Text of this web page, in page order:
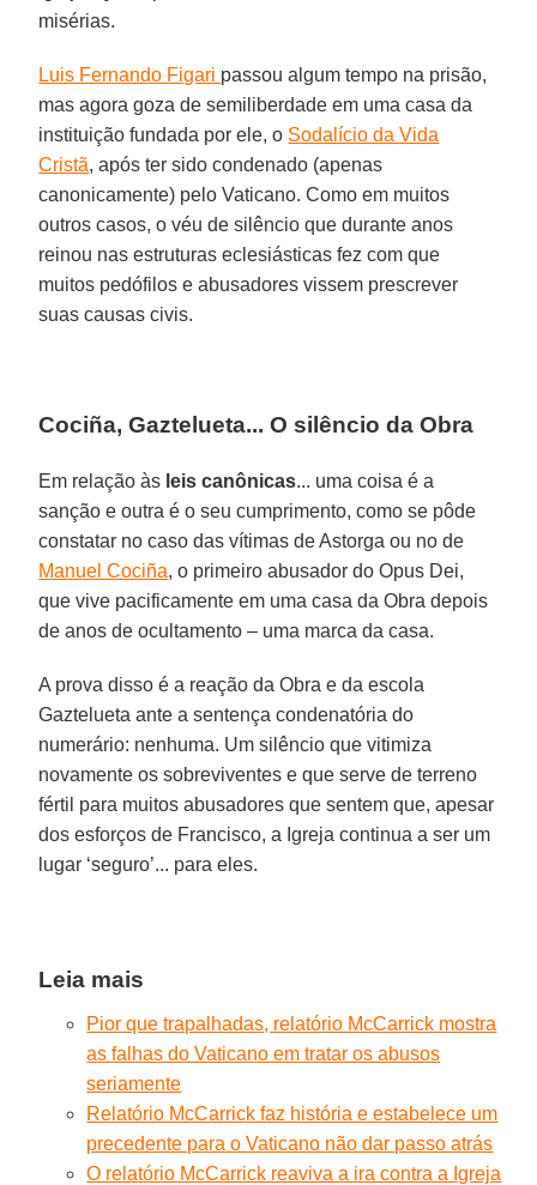
misérias.
Luis Fernando Figari passou algum tempo na prisão,
mas agora goza de semiliberdade em uma casa da
instituição fundada por ele, o Sodalício da Vida
Cristã, após ter sido condenado (apenas
canonicamente) pelo Vaticano. Como em muitos
outros casos, o véu de silêncio que durante anos
reinou nas estruturas eclesiásticas fez com que
muitos pedófilos e abusadores vissem prescrever
suas causas civis.
Cociña, Gaztelueta... O silêncio da Obra
Em relação às leis canônicas... uma coisa é a
sanção e outra é o seu cumprimento, como se pôde
constatar no caso das vítimas de Astorga ou no de
Manuel Cociña, o primeiro abusador do Opus Dei,
que vive pacificamente em uma casa da Obra depois
de anos de ocultamento – uma marca da casa.
A prova disso é a reação da Obra e da escola
Gaztelueta ante a sentença condenatória do
numerário: nenhuma. Um silêncio que vitimiza
novamente os sobreviventes e que serve de terreno
fértil para muitos abusadores que sentem que, apesar
dos esforços de Francisco, a Igreja continua a ser um
lugar ‘seguro’... para eles.
Leia mais
Pior que trapalhadas, relatório McCarrick mostra
as falhas do Vaticano em tratar os abusos
seriamente
Relatório McCarrick faz história e estabelece um
precedente para o Vaticano não dar passo atrás
O relatório McCarrick reaviva a ira contra a Igreja